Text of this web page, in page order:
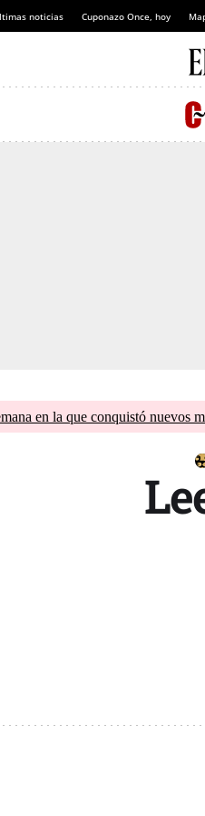
noticias Cuponazo Once, hoy
en la que conquistó nuevos